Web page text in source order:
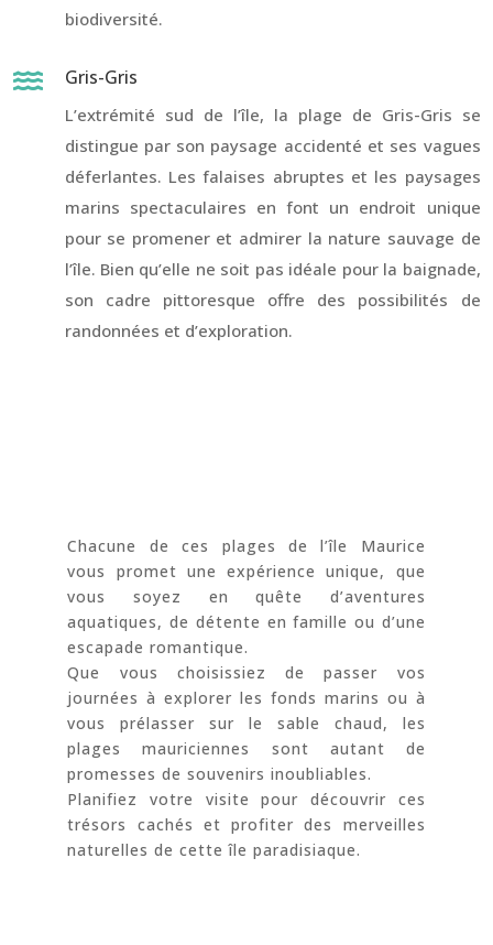
biodiversité.
 Gris-Gris
L’extrémité sud de l’île, la plage de Gris-Gris se
distingue par son paysage accidenté et ses vagues
déferlantes. Les falaises abruptes et les paysages
marins spectaculaires en font un endroit unique
pour se promener et admirer la nature sauvage de
l’île. Bien qu’elle ne soit pas idéale pour la baignade,
son cadre pittoresque offre des possibilités de
randonnées et d’exploration.
Chacune de ces plages de l’île Maurice
vous promet une expérience unique, que
vous soyez en quête d’aventures
aquatiques, de détente en famille ou d’une
escapade romantique.
Que vous choisissiez de passer vos
journées à explorer les fonds marins ou à
vous prélasser sur le sable chaud, les
plages mauriciennes sont autant de
promesses de souvenirs inoubliables.
Planifiez votre visite pour découvrir ces
trésors cachés et profiter des merveilles
naturelles de cette île paradisiaque.